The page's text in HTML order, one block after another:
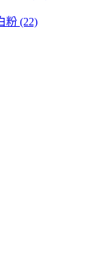
粉 (22)